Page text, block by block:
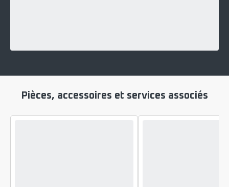
Pièces, accessoires et services associés